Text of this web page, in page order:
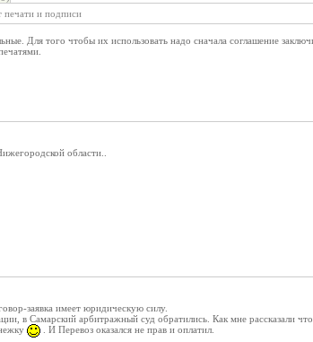
печати и подписи
Для того чтобы их использовать надо сначала соглашение
области..
заявка имеет юридическую силу.
в Самарский арбитражный суд обратились. Как мне рассказали
. И Перевоз оказался не прав и оплатил.